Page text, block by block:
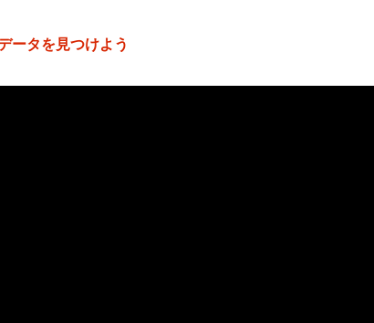
ータを見つけよう